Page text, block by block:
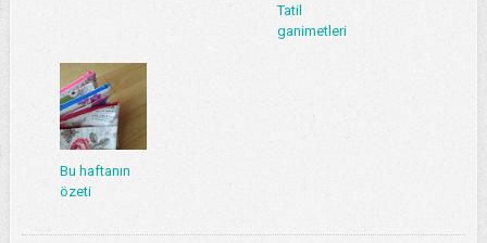
Tatil
ganimetleri
Bu haftanın
özeti